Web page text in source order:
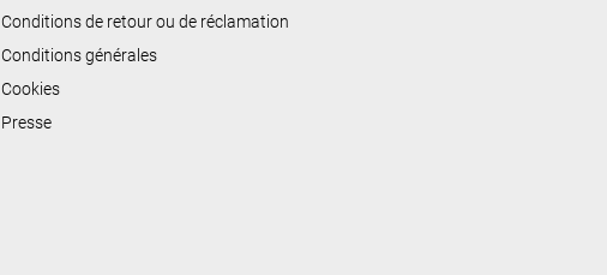
Conditions de retour ou de réclamation
Conditions générales
Cookies
Presse